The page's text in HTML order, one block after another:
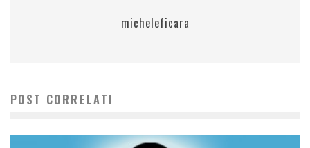
micheleficara
POST CORRELATI